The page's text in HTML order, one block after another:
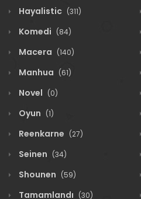
Hayalistic (311)
Komedi (84)
Macera (140)
Manhua (61)
Novel (0)
Oyun (1)
Reenkarne (27)
Seinen (34)
Shounen (59)
Tamamlandı (30)